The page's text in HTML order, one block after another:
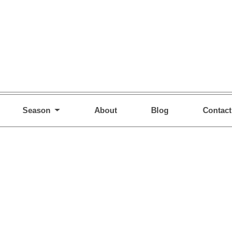
Season About Blog Contact